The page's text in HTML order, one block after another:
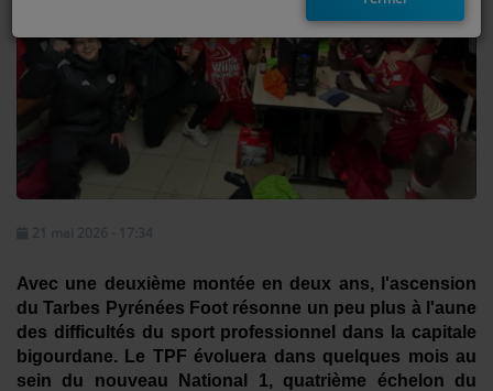
EMISSIONS
TITRES DIFFUSÉS
FRÉQUENCES
EVÈNEMENTS
JEUX CONCOURS
CONTACTEZ-NOUS
Avec une deuxième montée en deux ans, l'ascension
du Tarbes Pyrénées Foot résonne un peu plus à l'aune
des difficultés du sport professionnel dans la capitale
bigourdane. Le TPF évoluera dans quelques mois au
sein du nouveau National 1, quatrième échelon du